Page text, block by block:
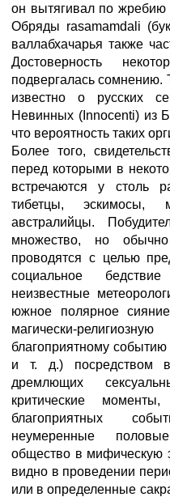
он вытягивал по жребию
Обряды rasamamdali
валлабхачарья также
Достоверность
подвергалась сомнению.
известно о русских
Невинных (Innocenti) из
что вероятность таких
Более того,
перед которыми в
встречаются у столь
тибетцы, эскимосы,
австралийцы.
множество, но
проводятся с целью
социальное
неизвестные
южное полярное
магически-
благоприятному
и т. д.) посредством
дремлющих
критические
благоприятных
неумеренные
общество в мифическую
видно в проведении
или в определенные